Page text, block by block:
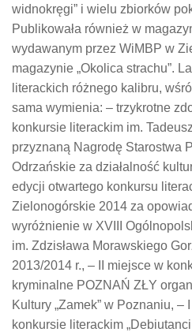
widnokręgi” i wielu zbiorków
Publikowała również w
wydawanym przez WiMBP w
magazynie „Okolica strachu”.
literackich różnego kalibru,
sama wymienia: – trzykrotne
konkursie literackim im.
przyznaną Nagrodę Starostwa
Odrzańskie za działalność
edycji otwartego konkursu
Zielonogórskie 2014 za
wyróżnienie w XVIII
im. Zdzisława Morawskiego
2013/2014 r., – II miejsce w
kryminalne POZNAŃ ZŁY
Kultury „Zamek” w Poznaniu,
konkursie literackim